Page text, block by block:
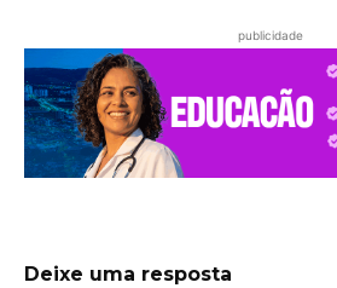
publicidade
Deixe uma resposta